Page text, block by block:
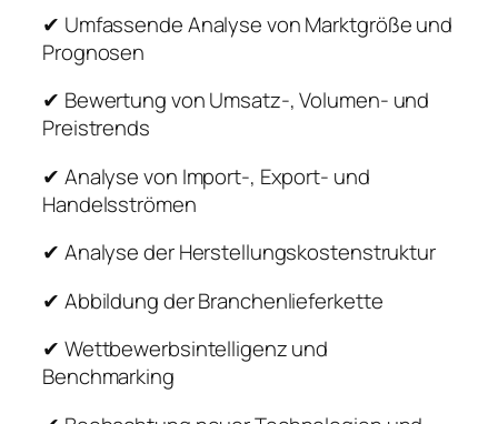
✔ Umfassende Analyse von Marktgröße und
Prognosen
✔ Bewertung von Umsatz-, Volumen- und
Preistrends
✔ Analyse von Import-, Export- und
Handelsströmen
✔ Analyse der Herstellungskostenstruktur
✔ Abbildung der Branchenlieferkette
✔ Wettbewerbsintelligenz und
Benchmarking